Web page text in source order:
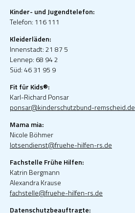
Kinder- und Jugendtelefon:
Telefon: 116 111
Kleiderläden:
Innenstadt: 21 87 5
Lennep: 68 94 2
Süd: 46 31 95 9
Fit für Kids®:
Karl-Richard Ponsar
ponsar@kinderschutzbund-remscheid.de
Mama mia:
Nicole Böhmer
lotsendienst@fruehe-hilfen-rs.de
Fachstelle Frühe Hilfen:
Katrin Bergmann
Alexandra Krause
fachstelle@fruehe-hilfen-rs.de
Datenschutzbeauftragte: